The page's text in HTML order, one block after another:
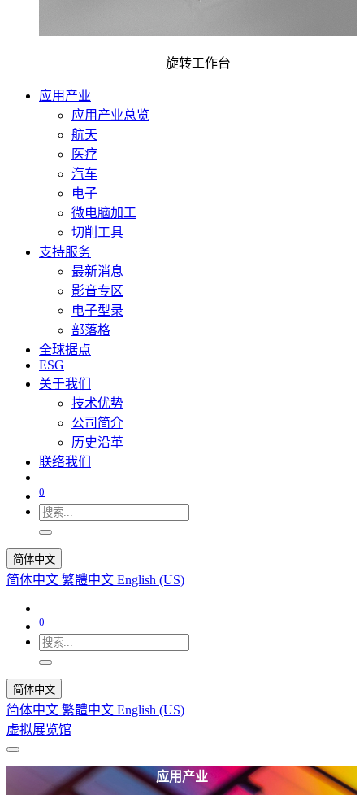
旋转工作台
应用产业
应用产业总览
航天
医疗
汽车
电子
微电脑加工
切削工具
支持服务
最新消息
影音专区
电子型录
部落格
全球据点
ESG
关于我们
技术优势
公司简介
历史沿革
联络我们
0
简体中文
简体中文 繁體中文 English (US)
0
简体中文
简体中文 繁體中文 English (US)
虚拟展览馆
应用产业